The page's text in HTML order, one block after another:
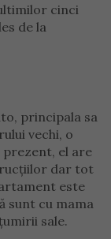
cinci
de la
principala sa
vechi, o
el are
dar tot
este
sunt cu mama
sale.